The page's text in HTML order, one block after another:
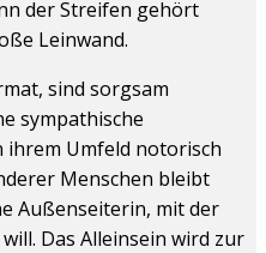
der Streifen gehört
Leinwand.
sind sorgsam
sympathische
ihrem Umfeld notorisch
Menschen bleibt
Außenseiterin, mit der
Das Alleinsein wird zur